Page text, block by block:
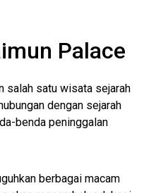
Palace
salah satu wisata sejarah
dengan sejarah
benda peninggalan
berbagai macam